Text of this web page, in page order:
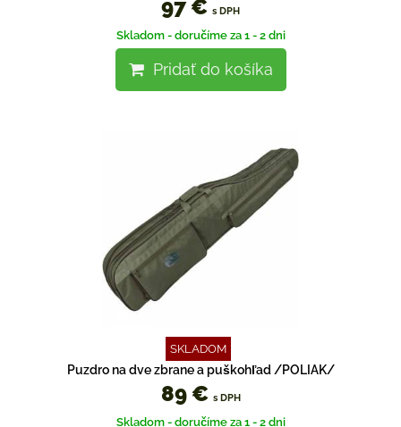
97 € s DPH
Skladom - doručíme za 1 - 2 dni
Pridať do košíka
SKLADOM
Puzdro na dve zbrane a puškohľad /POLIAK/
89 € s DPH
Skladom - doručíme za 1 - 2 dni